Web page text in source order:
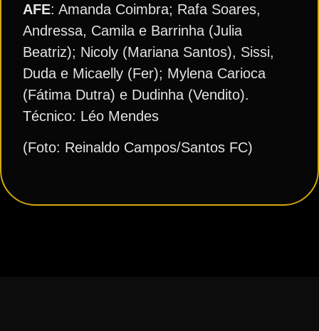
AFE: Amanda Coimbra; Rafa Soares,
Andressa, Camila e Barrinha (Julia
Beatriz); Nicoly (Mariana Santos), Sissi,
Duda e Micaelly (Fer); Mylena Carioca
(Fátima Dutra) e Dudinha (Vendito).
Técnico: Léo Mendes
(Foto: Reinaldo Campos/Santos FC)